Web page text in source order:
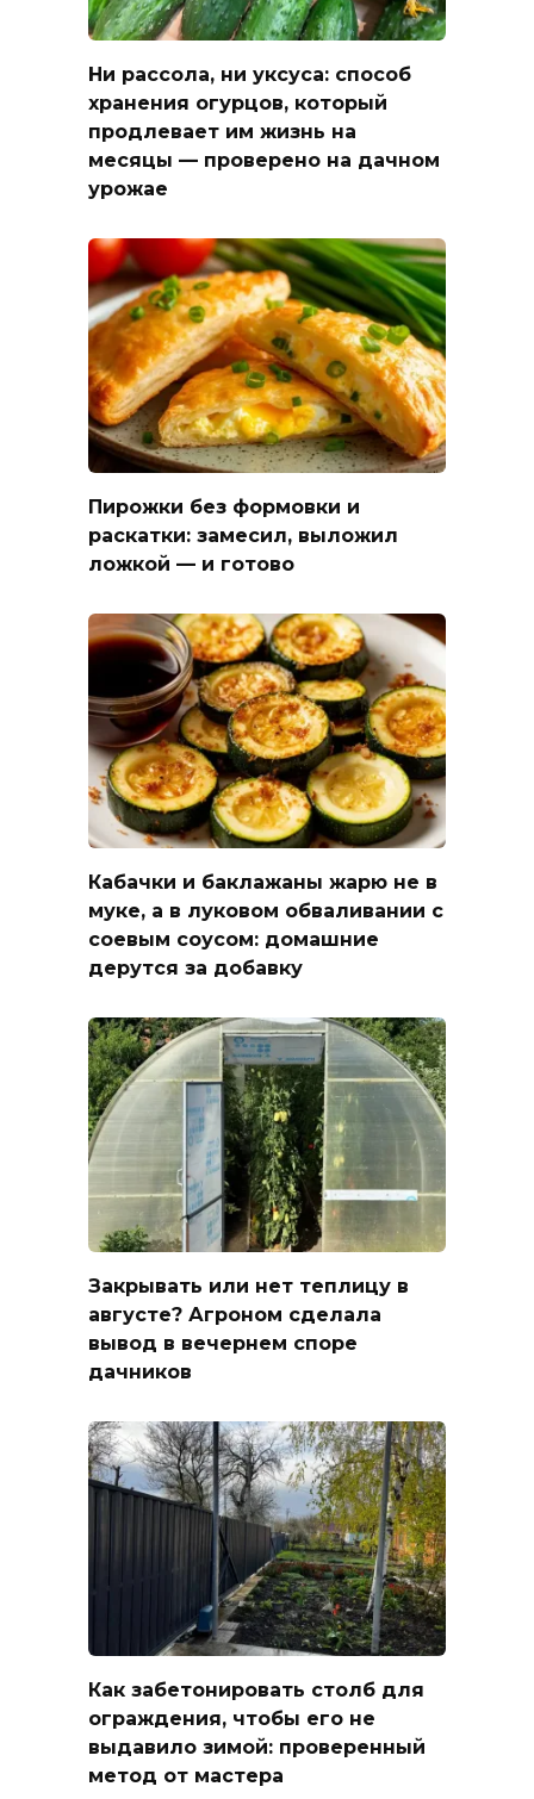
Ни рассола, ни уксуса: способ
хранения огурцов, который
продлевает им жизнь на
месяцы — проверено на дачном
урожае
Пирожки без формовки и
раскатки: замесил, выложил
ложкой — и готово
Кабачки и баклажаны жарю не в
муке, а в луковом обваливании с
соевым соусом: домашние
дерутся за добавку
Закрывать или нет теплицу в
августе? Агроном сделала
вывод в вечернем споре
дачников
Как забетонировать столб для
ограждения, чтобы его не
выдавило зимой: проверенный
метод от мастера